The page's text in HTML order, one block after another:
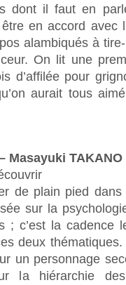
dont il faut en
en accord avec
alambiqués à
On lit une
d’affilée pour
aurait tous
Masayuki TAKANO
de plain pied
sur la
; c’est la cadence
deux
un personnage
la hiérarchie